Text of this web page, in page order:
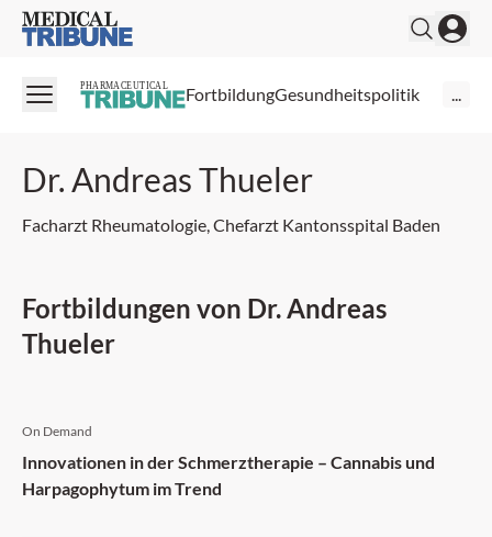
Medical Tribune
PHARMACEUTICAL FortbildungGesundheitspolitik ...
Dr. Andreas Thueler
Facharzt Rheumatologie, Chefarzt Kantonsspital Baden
Fortbildungen von Dr. Andreas
Thueler
On Demand
Innovationen in der Schmerztherapie – Cannabis und
Harpagophytum im Trend